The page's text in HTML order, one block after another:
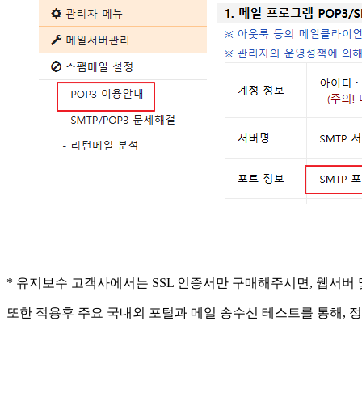
* 유지보수 고객사에서는 SSL 인증서만 구매해주시면, 웹서
또한 적용후 주요 국내외 포털과 메일 송수신 테스트를 통해,